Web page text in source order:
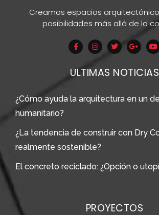
Creamos espacios
posibilidades más allá de lo
ULTIMAS NOTICIAS
¿Cómo ayuda la arquitectura en un
humanitario?
¿La tendencia de construir con Dry
realmente sostenible?
El concreto reciclado: ¿Opción o
PROYECTOS